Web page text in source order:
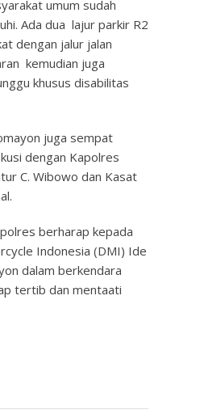
umum sudah
Ada dua lajur parkir R2
dengan jalur jalan
kemudian juga
khusus disabilitas
juga sempat
dengan Kapolres
C. Wibowo dan Kasat
berharap kepada
Indonesia (DMI) Ide
dalam berkendara
tertib dan mentaati